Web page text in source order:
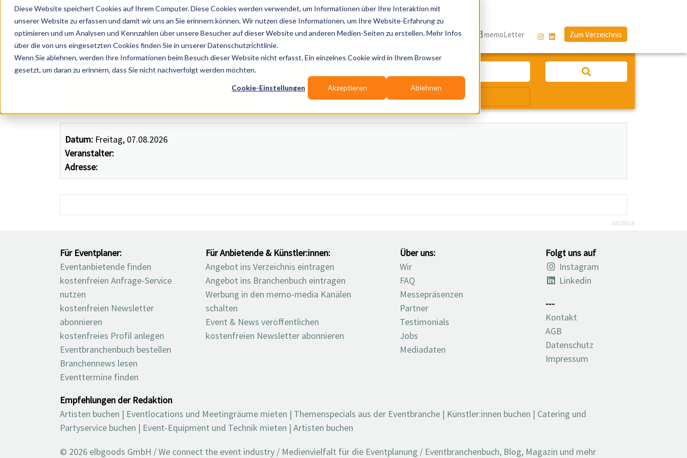
Diese Website speichert Cookies auf Ihrem Computer. Diese Cookies werden verwendet, um Informationen über Ihre Interaktion mit
unserer Website zu erfassen und damit wir uns an Sie erinnern können. Wir nutzen diese Informationen, um Ihre Website-Erfahrung zu
optimieren und um Analysen und Kennzahlen über unsere Besucher auf dieser Website und anderen Medien-Seiten zu erstellen. Mehr Infos
über die von uns eingesetzten Cookies finden Sie in unserer Datenschutzrichtlinie.
Wenn Sie ablehnen, werden Ihre Informationen beim Besuch dieser Website nicht erfasst. Ein einzelnes Cookie wird in Ihrem Browser
gesetzt, um daran zu erinnern, dass Sie nicht nachverfolgt werden möchten.
Cookie-Einstellungen Akzeptieren Ablehnen
Datum: Freitag, 07.08.2026
Veranstalter:
Adresse:
Publikationen Branchen-Infos Services Blog memoLetter Zum Verzeichnis
Künstler, Zelte, Bands, Catering, ...
Wir suchen für Dich
ANZEIGE
Für Eventplaner:
Eventanbietende finden
kostenfreien Anfrage-Service
nutzen
kostenfreien Newsletter
abonnieren
kostenfreies Profil anlegen
Eventbranchenbuch bestellen
Branchennews lesen
Eventtermine finden
Für Anbietende & Künstler:innen:
Angebot ins Verzeichnis eintragen
Angebot ins Branchenbuch eintragen
Werbung in den memo-media Kanälen
schalten
Event & News veröffentlichen
kostenfreien Newsletter abonnieren
Über uns:
Wir
FAQ
Messepräsenzen
Partner
Testimonials
Jobs
Mediadaten
Folgt uns auf
Instagram
Linkedin
---
Kontakt
AGB
Datenschutz
Impressum
Empfehlungen der Redaktion
Artisten buchen | Eventlocations und Meetingräume mieten | Themenspecials aus der Eventbranche | Künstler:innen buchen | Catering und
Partyservice buchen | Event-Equipment und Technik mieten | Artisten buchen
© 2026 elbgoods GmbH / We connect the event industry / Medienvielfalt für die Eventplanung / Eventbranchenbuch, Blog, Magazin und mehr